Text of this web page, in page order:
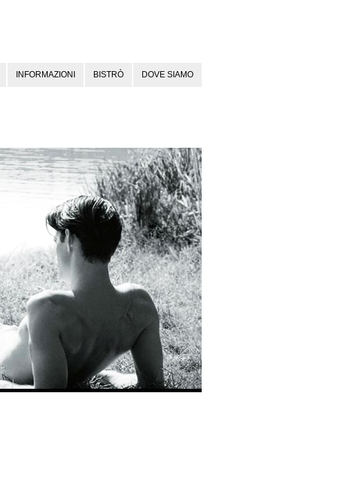
INFORMAZIONI BISTRÒ DOVE SIAMO